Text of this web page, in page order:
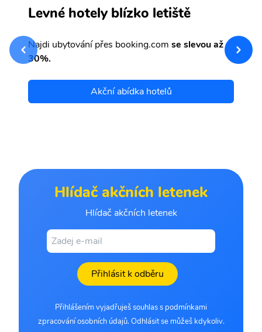
Levné hotely blízko letiště
Najdi ubytování přes booking.com se slevou až
30%.
Akční abídka hotelů
Hlídač akčních letenek
Hlídač akčních letenek
Přihlásit k odběru
Přihlášením vyjadřuješ souhlas s podmínkami
zpracování osobních údajů. Odhlásit se můžeš kdykoliv.